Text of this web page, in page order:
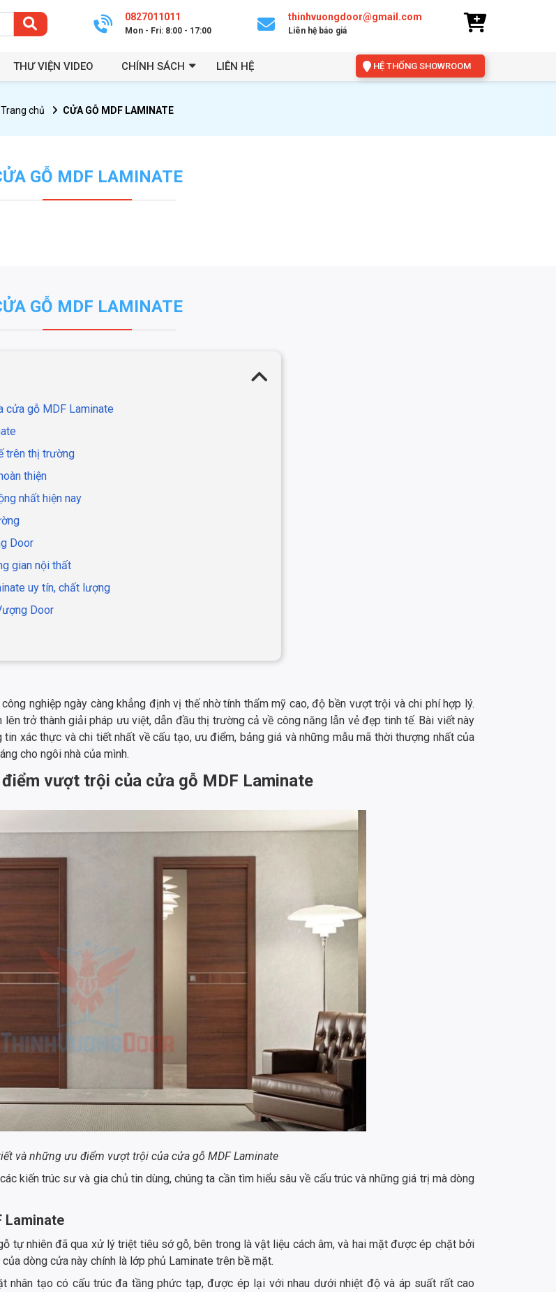
0827011011
Mon - Fri: 8:00 - 17:00
thinhvuongdoor@gmail.com
Liên hệ báo giá
THƯ VIỆN VIDEO CHÍNH SÁCH LIÊN HỆ HỆ THỐNG SHOWROOM
Trang chủ CỬA GỖ MDF LAMINATE
GỖ MDF LAMINATE
GỖ MDF LAMINATE
cửa gỗ MDF Laminate
trên thị trường
thiện
nhất hiện nay
Door
gian nội thất
uy tín, chất lượng
Door
nghiệp ngày càng khẳng định vị thế nhờ tính thẩm mỹ cao, độ bền vượt trội và chi phí hợp lý.
lên trở thành giải pháp ưu việt, dẫn đầu thị trường cả về công năng lẫn vẻ đẹp tinh tế. Bài viết này
xác thực và chi tiết nhất về cấu tạo, ưu điểm, bảng giá và những mẫu mã thời thượng nhất của
cho ngôi nhà của mình.
vượt trội của cửa gỗ MDF Laminate
và những ưu điểm vượt trội của cửa gỗ MDF Laminate
kiến trúc sư và gia chủ tin dùng, chúng ta cần tìm hiểu sâu về cấu trúc và những giá trị mà dòng
Laminate
tự nhiên đã qua xử lý triệt tiêu sớ gỗ, bên trong là vật liệu cách âm, và hai mặt được ép chặt bởi
dòng cửa này chính là lớp phủ Laminate trên bề mặt.
nhân tạo có cấu trúc đa tầng phức tạp, được ép lại với nhau dưới nhiệt độ và áp suất rất cao